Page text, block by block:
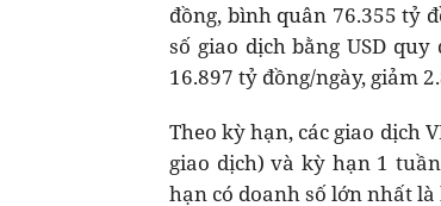
đồng, bình quân 76.355 tỷ
số giao dịch bằng USD
16.897 tỷ đồng/ngày, giảm
Theo kỳ hạn, các giao dịch
giao dịch) và kỳ hạn 1
hạn có doanh số lớn nhất